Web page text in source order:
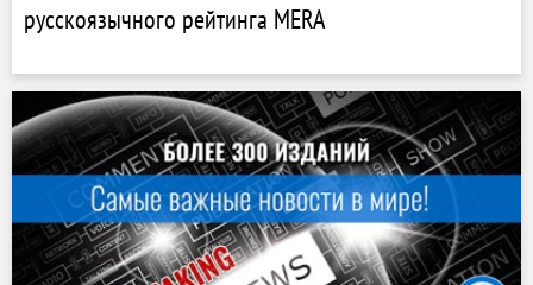
русскоязычного рейтинга MERA